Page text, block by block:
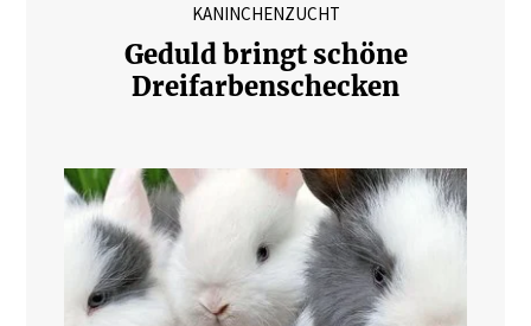
KANINCHENZUCHT
Geduld bringt schöne
Dreifarbenschecken